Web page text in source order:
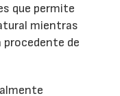
que permite
mientras
de